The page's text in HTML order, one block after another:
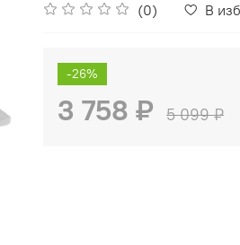
(0) В
-26%
3 758 ₽ 5 099 ₽